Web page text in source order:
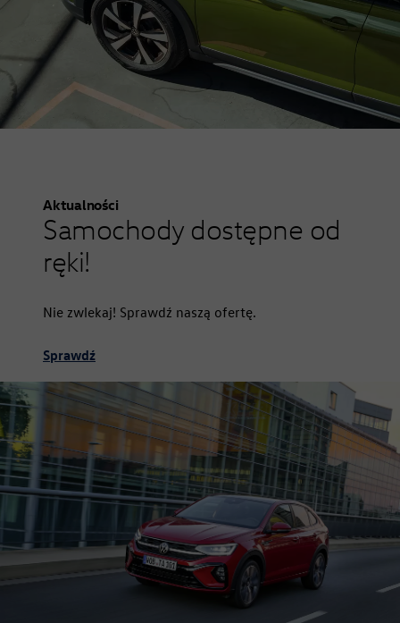
Aktualności
Samochody dostępne od
ręki!
Nie zwlekaj! Sprawdź naszą ofertę.
Sprawdź